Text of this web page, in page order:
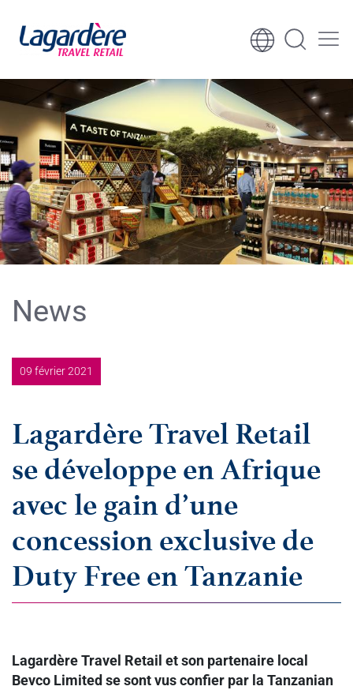
Aller au contenu
News
09 février 2021
Lagardère Travel Retail
se développe en Afrique
avec le gain d’une
concession exclusive de
Duty Free en Tanzanie
Lagardère Travel Retail et son partenaire local
Bevco Limited se sont vus confier par la Tanzanian